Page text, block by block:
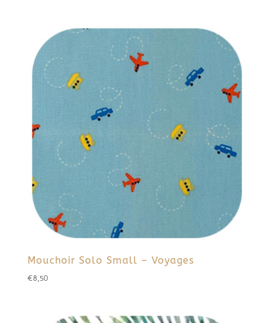
Mouchoir Solo Small – Voyages
€8,50